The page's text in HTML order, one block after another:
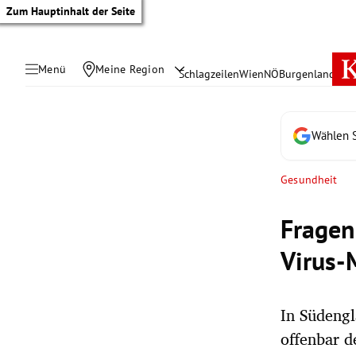
Zum Hauptinhalt der Seite
Menü Meine Region SchlagzeilenWienNÖBurgenland
Wählen
Gesundheit
Virus-
In
offenbar